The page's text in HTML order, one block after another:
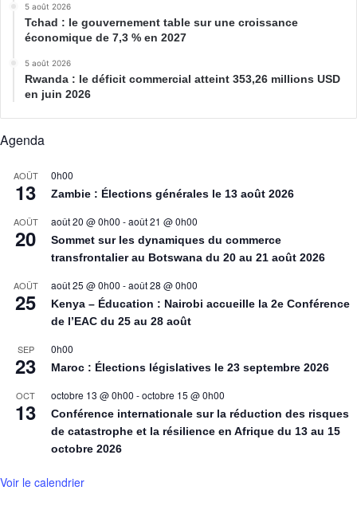
5 août 2026
Tchad : le gouvernement table sur une croissance
économique de 7,3 % en 2027
5 août 2026
Rwanda : le déficit commercial atteint 353,26 millions USD
en juin 2026
Agenda
AOÛT
13
0h00
Zambie : Élections générales le 13 août 2026
AOÛT
20
août 20 @ 0h00 -août 21 @ 0h00
Sommet sur les dynamiques du commerce
transfrontalier au Botswana du 20 au 21 août 2026
AOÛT
25
août 25 @ 0h00 -août 28 @ 0h00
Kenya – Éducation : Nairobi accueille la 2e Conférence
de l’EAC du 25 au 28 août
SEP
23
0h00
Maroc : Élections législatives le 23 septembre 2026
OCT
13
octobre 13 @ 0h00 -octobre 15 @ 0h00
Conférence internationale sur la réduction des risques
de catastrophe et la résilience en Afrique du 13 au 15
octobre 2026
Voir le calendrier